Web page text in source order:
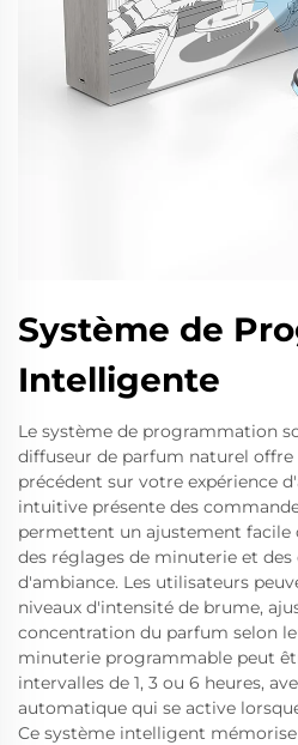
Système de
Intelligente
Le système de programmation
diffuseur de parfum naturel offre
précédent sur votre expérience
intuitive présente des
permettent un ajustement facile
des réglages de minuterie et
d'ambiance. Les utilisateurs
niveaux d'intensité de brume,
concentration du parfum selon
minuterie programmable peut
intervalles de 1, 3 ou 6 heures,
automatique qui se active
Ce système intelligent